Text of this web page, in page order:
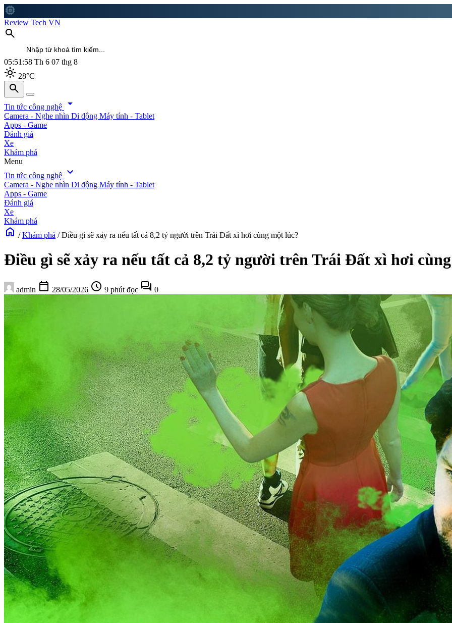
memory
Review Tech VN
search
05:52:01 Th 6 07 thg 8
light_mode 28°C
search
search
Tin tức công nghệ arrow_drop_down
Camera - Nghe nhìn Di động Máy tính - Tablet
Apps - Game
Đánh giá
Xe
Khám phá
Menu
Tin tức công nghệ expand_more
Camera - Nghe nhìn Di động Máy tính - Tablet
Apps - Game
Đánh giá
Xe
Khám phá
home / Khám phá / Điều gì sẽ xảy ra nếu tất cả 8,2 tỷ người trên Trái Đất xì hơi cùng một lúc?
Điều gì sẽ xảy ra nếu tất cả 8,2 tỷ người trên Trái Đất xì hơi
admin calendar_today 28/05/2026 schedule 9 phút đọc forum 0